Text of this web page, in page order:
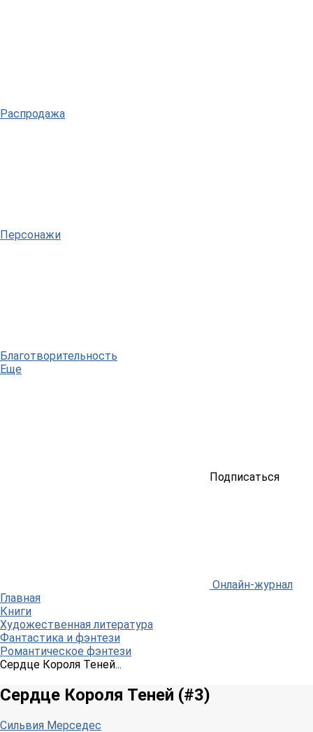
Распродажа
Персонажи
Благотворительность
Еще
Подписаться
Онлайн-журнал
Главная
Книги
Художественная литература
Фантастика и фэнтези
Романтическое фэнтези
Сердце Короля Теней...
Сердце Короля Теней (#3)
Сильвия Мерседес